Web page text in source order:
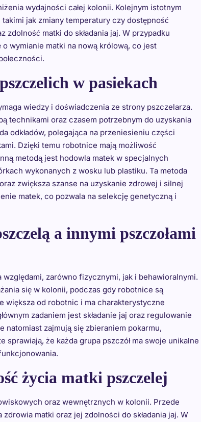
wydajności całej kolonii. Kolejnym istotnym
jak zmiany temperatury czy dostępność
zdolność matki do składania jaj. W przypadku
wymianie matki na nową królową, co jest
w pasiekach
wiedzy i doświadczenia ze strony pszczelarza.
technikami oraz czasem potrzebnym do uzyskania
odkładów, polegająca na przeniesieniu części
Dzięki temu robotnice mają możliwość
metodą jest hodowla matek w specjalnych
wykonanych z wosku lub plastiku. Ta metoda
zwiększa szanse na uzyskanie zdrowej i silnej
matek, co pozwala na selekcję genetyczną i
a innymi pszczołami
zarówno fizycznymi, jak i behawioralnymi.
się w kolonii, podczas gdy robotnice są
większa od robotnic i ma charakterystyczne
zadaniem jest składanie jaj oraz regulowanie
natomiast zajmują się zbieraniem pokarmu,
że każda grupa pszczół ma swoje unikalne
życia matki pszczelej
oraz wewnętrznych w kolonii. Przede
matki oraz jej zdolności do składania jaj. W